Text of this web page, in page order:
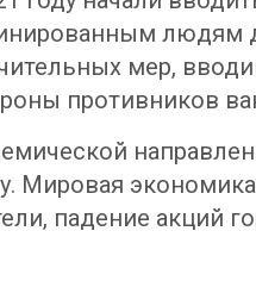
людям
мер,
противников
Мировая
падение акций